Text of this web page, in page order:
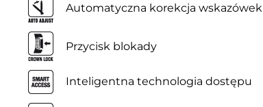
Automatyczna korekcja wskazówek
Przycisk blokady
Inteligentna technologia dostępu